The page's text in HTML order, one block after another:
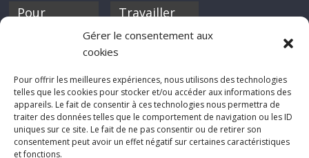
Gérer le consentement aux
cookies
Pour offrir les meilleures expériences, nous utilisons des technologies
telles que les cookies pour stocker et/ou accéder aux informations des
appareils. Le fait de consentir à ces technologies nous permettra de
traiter des données telles que le comportement de navigation ou les ID
uniques sur ce site. Le fait de ne pas consentir ou de retirer son
consentement peut avoir un effet négatif sur certaines caractéristiques
et fonctions.
Pour
discothèque
Travailler
Si tu souhaites
Rocknfool, n'hésite
pas à nous envoyer
tes chroniques de
concerts, de films,
séries ou des billets
d'humeur :